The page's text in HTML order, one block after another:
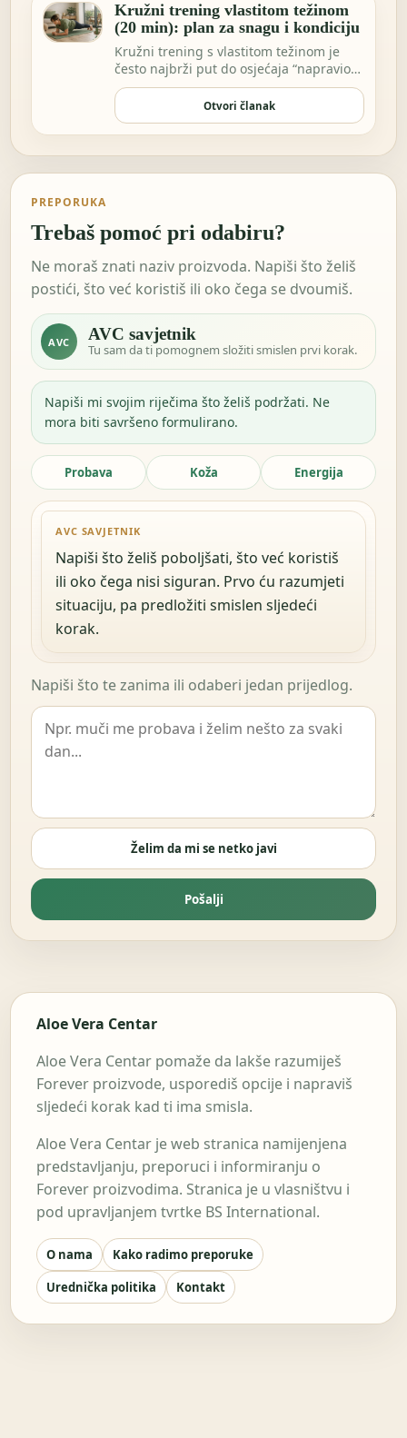
Kružni trening vlastitom težinom
(20 min): plan za snagu i kondiciju
Kružni trening s vlastitom težinom je
često najbrži put do osjećaja “napravio
sam nešto…
Otvori članak
PREPORUKA
Trebaš pomoć pri odabiru?
Ne moraš znati naziv proizvoda. Napiši što želiš
postići, što već koristiš ili oko čega se dvoumiš.
AVC AVC savjetnik
Tu sam da ti pomognem složiti smislen prvi korak.
Napiši mi svojim riječima što želiš podržati. Ne
mora biti savršeno formulirano.
Probava Koža Energija
AVC SAVJETNIK
Napiši što želiš poboljšati, što već koristiš
ili oko čega nisi siguran. Prvo ću razumjeti
situaciju, pa predložiti smislen sljedeći
korak.
Napiši što te zanima ili odaberi jedan prijedlog.
Želim da mi se netko javi
Pošalji
Aloe Vera Centar
Aloe Vera Centar pomaže da lakše razumiješ
Forever proizvode, usporediš opcije i napraviš
sljedeći korak kad ti ima smisla.
Aloe Vera Centar je web stranica namijenjena
predstavljanju, preporuci i informiranju o
Forever proizvodima. Stranica je u vlasništvu i
pod upravljanjem tvrtke BS International.
O nama
Kako radimo preporuke
Urednička politika
Kontakt